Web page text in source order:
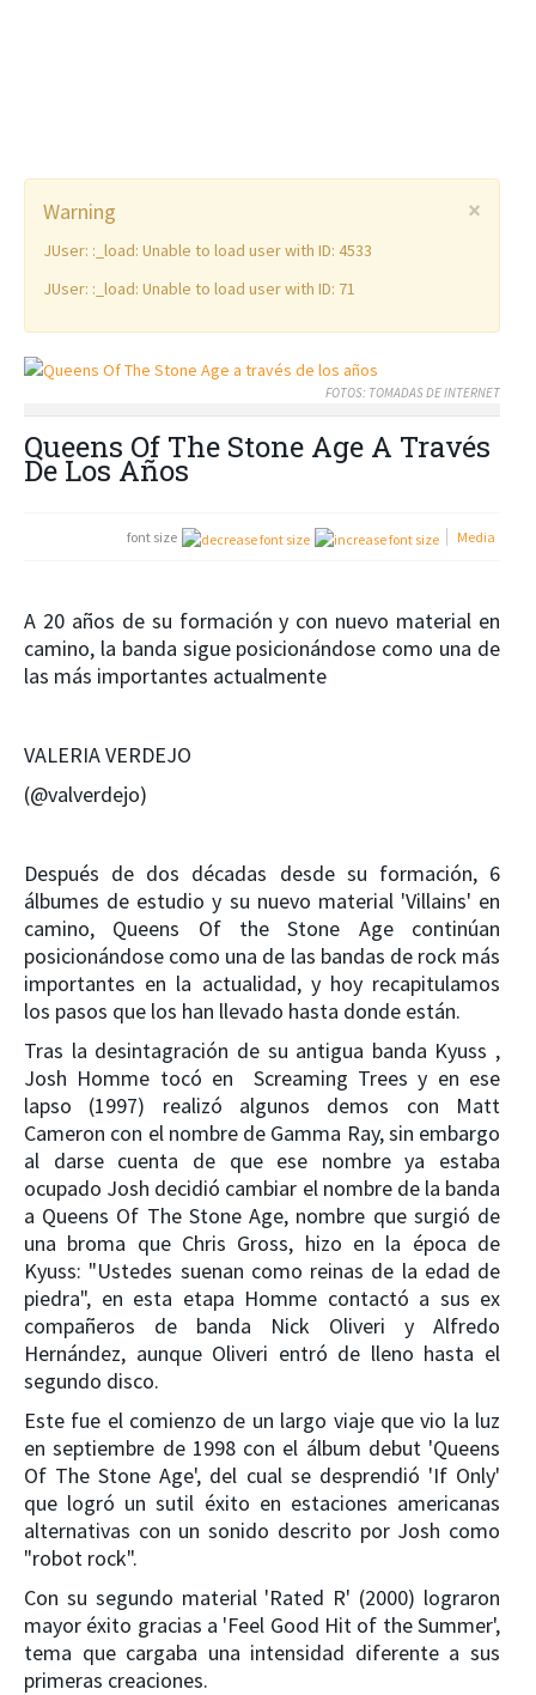
×
Warning
JUser: :_load: Unable to load user with ID: 4533
JUser: :_load: Unable to load user with ID: 71
FOTOS: TOMADAS DE INTERNET
Queens Of The Stone Age A Través
De Los Años
font size Media
A 20 años de su formación y con nuevo material en
camino, la banda sigue posicionándose como una de
las más importantes actualmente
VALERIA VERDEJO
(@valverdejo)
Después de dos décadas desde su formación, 6
álbumes de estudio y su nuevo material 'Villains' en
camino, Queens Of the Stone Age continúan
posicionándose como una de las bandas de rock más
importantes en la actualidad, y hoy recapitulamos
los pasos que los han llevado hasta donde están.
Tras la desintagración de su antigua banda Kyuss ,
Josh Homme tocó en Screaming Trees y en ese
lapso (1997) realizó algunos demos con Matt
Cameron con el nombre de Gamma Ray, sin embargo
al darse cuenta de que ese nombre ya estaba
ocupado Josh decidió cambiar el nombre de la banda
a Queens Of The Stone Age, nombre que surgió de
una broma que Chris Gross, hizo en la época de
Kyuss: "Ustedes suenan como reinas de la edad de
piedra", en esta etapa Homme contactó a sus ex
compañeros de banda Nick Oliveri y Alfredo
Hernández, aunque Oliveri entró de lleno hasta el
segundo disco.
Este fue el comienzo de un largo viaje que vio la luz
en septiembre de 1998 con el álbum debut 'Queens
Of The Stone Age', del cual se desprendió 'If Only'
que logró un sutil éxito en estaciones americanas
alternativas con un sonido descrito por Josh como
"robot rock".
Con su segundo material 'Rated R' (2000) lograron
mayor éxito gracias a 'Feel Good Hit of the Summer',
tema que cargaba una intensidad diferente a sus
primeras creaciones.